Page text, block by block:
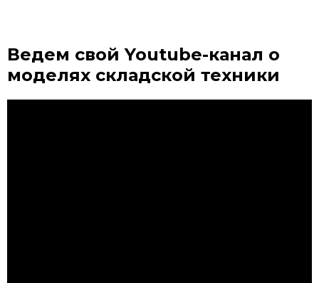
Ведем свой Youtube-канал о
моделях складской техники